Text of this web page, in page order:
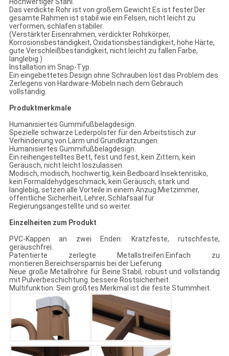
Hochwertiger Stahl.
Das verdickte Rohr ist von großem Gewicht.Es ist fester.Der
gesamte Rahmen ist stabil wie ein Felsen, nicht leicht zu
verformen, schlafen stabiler.
(Verstärkter Eisenrahmen, verdickter Rohrkörper,
Korrosionsbeständigkeit, Oxidationsbeständigkeit, hohe Härte,
gute Verschleißbeständigkeit, nicht leicht zu fallen Farbe,
langlebig.)
Installation im Snap-Typ.
Ein eingebettetes Design ohne Schrauben löst das Problem des
Zerlegens von Hardware-Möbeln nach dem Gebrauch
vollständig.
Produktmerkmale
Humanisiertes Gummifußbelagdesign.
Spezielle schwarze Lederpolster für den Arbeitstisch zur
Verhinderung von Lärm und Grundkratzungen.
Humanisiertes Gummifußbelagdesign.
Ein reihengestelltes Bett, fest und fest, kein Zittern, kein
Geräusch, nicht leicht loszulassen.
Modisch, modisch, hochwertig, kein Bedboard Insektenrisiko,
kein Formaldehydgeschmack, kein Geräusch, stark und
langlebig, setzen alle Vorteile in einem Anzug.Mietzimmer,
öffentliche Sicherheit, Lehrer, Schlafsaal für
Regierungsangestellte und so weiter.
Einzelheiten zum Produkt
PVC-Kappen an zwei Enden: Kratzfeste, rutschfeste,
geräuschfrei.
Patentierte zerlegte Metallstreifen:Einfach zu
montieren.Bereichsersparnis bei der Lieferung.
Neue große Metallröhre für Beine.Stabil, robust und vollständig
mit Pulverbeschichtung. bessere Rostsicherheit.
Multifunktion: Sein größtes Merkmal ist die feste Stummheit.